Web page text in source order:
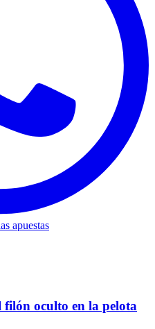
apuestas
oculto en la pelota